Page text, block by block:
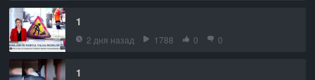
1
2 дня назад 1788 0 0
1